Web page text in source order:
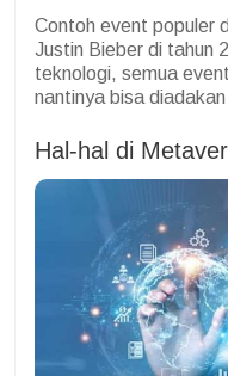
Contoh event populer
Justin Bieber di tahun
teknologi, semua
nantinya bisa
Hal-hal di